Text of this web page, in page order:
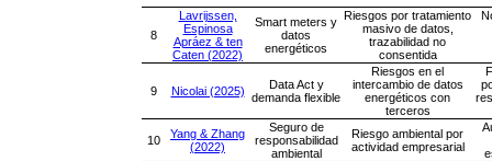
8
Lavrijssen,
Espinosa
Apráez & ten
Caten (2022)
Smart meters y
datos
energéticos
Riesgos por tratamiento
masivo de datos,
trazabilidad no
consentida
9 Nicolai (2025)
Data Act y
demanda flexible
Riesgos en el
intercambio de datos
energéticos con
terceros
10
Yang & Zhang
(2022)
Seguro de
responsabilidad
ambiental
Riesgo ambiental por
actividad empresarial